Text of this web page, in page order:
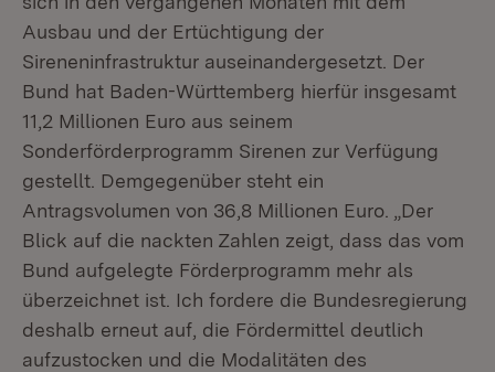
Ausbau und der Ertüchtigung der
Sireneninfrastruktur auseinandergesetzt. Der
Bund hat Baden-Württemberg hierfür insgesamt
11,2 Millionen Euro aus seinem
Sonderförderprogramm Sirenen zur Verfügung
gestellt. Demgegenüber steht ein
Antragsvolumen von 36,8 Millionen Euro. „Der
Blick auf die nackten Zahlen zeigt, dass das vom
Bund aufgelegte Förderprogramm mehr als
überzeichnet ist. Ich fordere die Bundesregierung
deshalb erneut auf, die Fördermittel deutlich
aufzustocken und die Modalitäten des